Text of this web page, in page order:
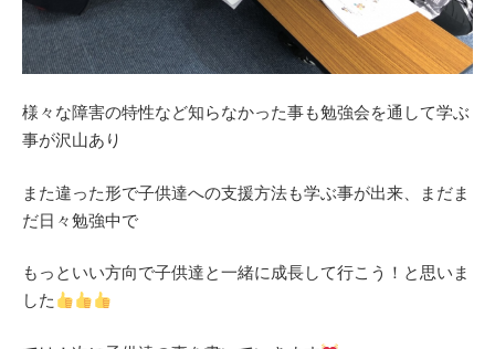
様々な障害の特性など知らなかった事も勉強会を通して学ぶ
事が沢山あり
また違った形で子供達への支援方法も学ぶ事が出来、まだま
だ日々勉強中で
もっといい方向で子供達と一緒に成長して行こう！と思いま
した